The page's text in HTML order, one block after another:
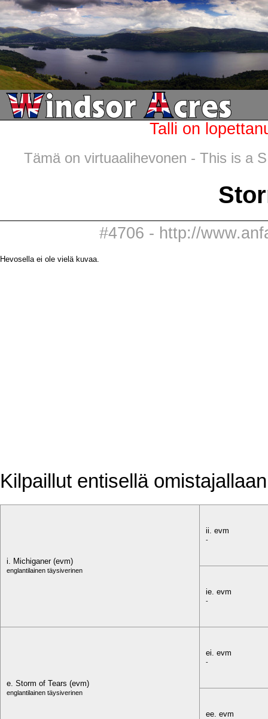
Talli on
Tämä on virtuaalihevonen - This is a
#4706 - http://
Hevosella ei ole vielä kuvaa.
Kilpaillut entisellä
i. Michiganer (evm)
englantilainen täysiverinen
ii. evm
-
ie. evm
-
e. Storm of Tears (evm)
englantilainen täysiverinen
ei. evm
-
ee. evm